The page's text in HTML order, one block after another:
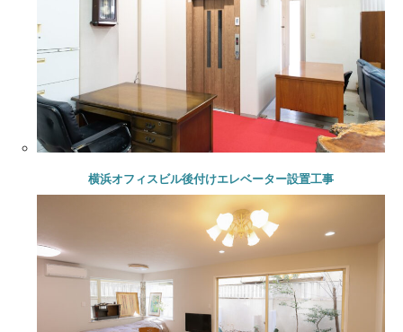
横浜オフィスビル後付けエレベーター設置工事